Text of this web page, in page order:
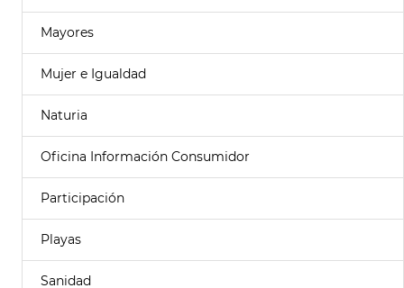
Mayores
Mujer e Igualdad
Naturia
Oficina Información Consumidor
Participación
Playas
Sanidad